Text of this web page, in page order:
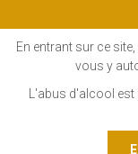
En entrant sur ce
vous y
L'abus d'alcool